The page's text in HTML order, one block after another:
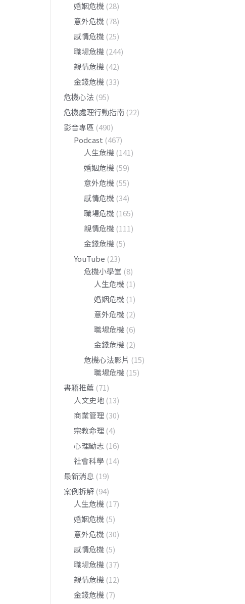
婚姻危機 (28)
意外危機 (78)
感情危機 (25)
職場危機 (244)
親情危機 (42)
金錢危機 (33)
危機心法 (95)
危機處理行動指南 (22)
影音專區 (490)
Podcast (467)
人生危機 (141)
婚姻危機 (59)
意外危機 (55)
感情危機 (34)
職場危機 (165)
親情危機 (111)
金錢危機 (5)
YouTube (23)
危機小學堂 (8)
人生危機 (1)
婚姻危機 (1)
意外危機 (2)
職場危機 (6)
金錢危機 (2)
危機心法影片 (15)
職場危機 (15)
書籍推薦 (71)
人文史地 (13)
商業管理 (30)
宗教命理 (4)
心理勵志 (16)
社會科學 (14)
最新消息 (19)
案例拆解 (94)
人生危機 (17)
婚姻危機 (5)
意外危機 (30)
感情危機 (5)
職場危機 (37)
親情危機 (12)
金錢危機 (7)